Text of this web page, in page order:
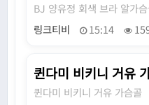
BJ 양유정 회색 브라 알가
링크티비
15:14
퀸다미 비키니 거유
퀸다미 비키니 거유 가슴골